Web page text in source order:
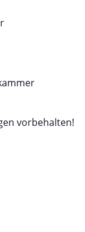
vorbehalten!